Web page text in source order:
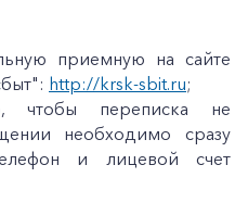
приемную на сайте
http://krsk-sbit.ru;
переписка не
необходимо сразу
и лицевой счет